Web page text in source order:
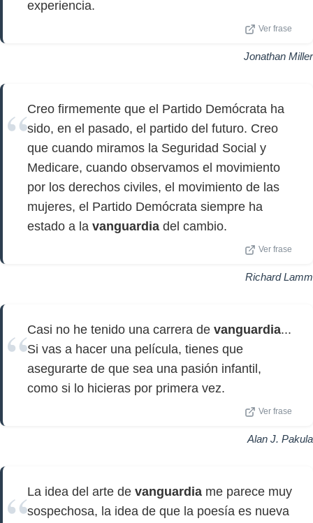
experiencia.
Ver frase
Jonathan Miller
Creo firmemente que el Partido Demócrata ha
sido, en el pasado, el partido del futuro. Creo
que cuando miramos la Seguridad Social y
Medicare, cuando observamos el movimiento
por los derechos civiles, el movimiento de las
mujeres, el Partido Demócrata siempre ha
estado a la vanguardia del cambio.
Ver frase
Richard Lamm
Casi no he tenido una carrera de vanguardia...
Si vas a hacer una película, tienes que
asegurarte de que sea una pasión infantil,
como si lo hicieras por primera vez.
Ver frase
Alan J. Pakula
La idea del arte de vanguardia me parece muy
sospechosa, la idea de que la poesía es nueva